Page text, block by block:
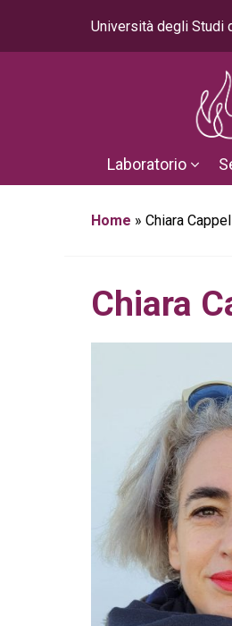
Università degli Studi
Laboratorio
Home » Chiara
Chiara